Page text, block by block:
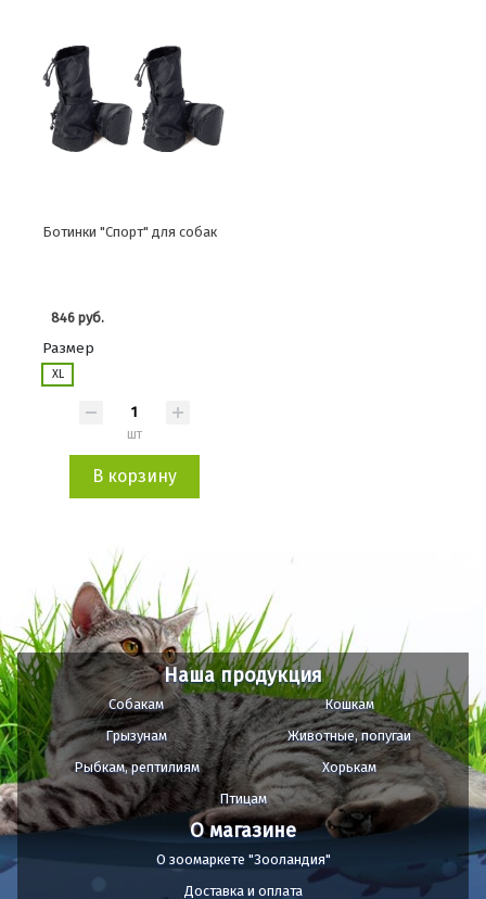
Ботинки "Спорт" для собак
846 руб.
Размер
XL
шт
В корзину
Наша продукция
Собакам
Кошкам
Грызунам
Животные, попугаи
Рыбкам, рептилиям
Хорькам
Птицам
О магазине
О зоомаркете "Зооландия"
Доставка и оплата